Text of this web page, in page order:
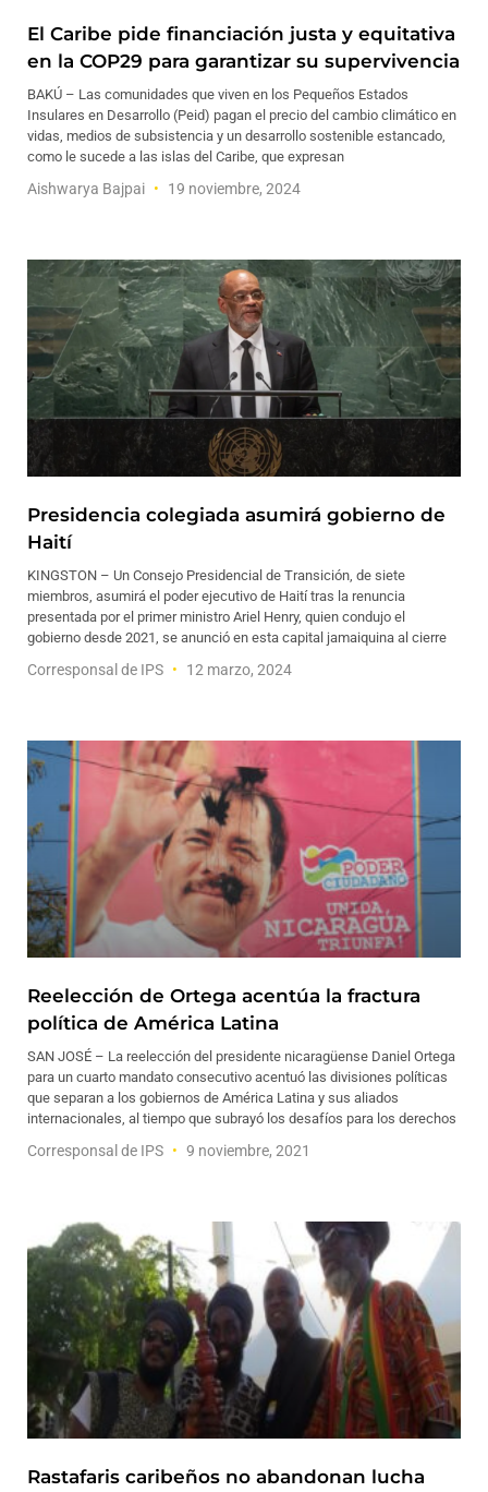
El Caribe pide financiación justa y equitativa
en la COP29 para garantizar su supervivencia
BAKÚ – Las comunidades que viven en los Pequeños Estados
Insulares en Desarrollo (Peid) pagan el precio del cambio climático en
vidas, medios de subsistencia y un desarrollo sostenible estancado,
como le sucede a las islas del Caribe, que expresan
Aishwarya Bajpai 19 noviembre, 2024
Presidencia colegiada asumirá gobierno de
Haití
KINGSTON – Un Consejo Presidencial de Transición, de siete
miembros, asumirá el poder ejecutivo de Haití tras la renuncia
presentada por el primer ministro Ariel Henry, quien condujo el
gobierno desde 2021, se anunció en esta capital jamaiquina al cierre
Corresponsal de IPS 12 marzo, 2024
Reelección de Ortega acentúa la fractura
política de América Latina
SAN JOSÉ – La reelección del presidente nicaragüense Daniel Ortega
para un cuarto mandato consecutivo acentuó las divisiones políticas
que separan a los gobiernos de América Latina y sus aliados
internacionales, al tiempo que subrayó los desafíos para los derechos
Corresponsal de IPS 9 noviembre, 2021
Rastafaris caribeños no abandonan lucha